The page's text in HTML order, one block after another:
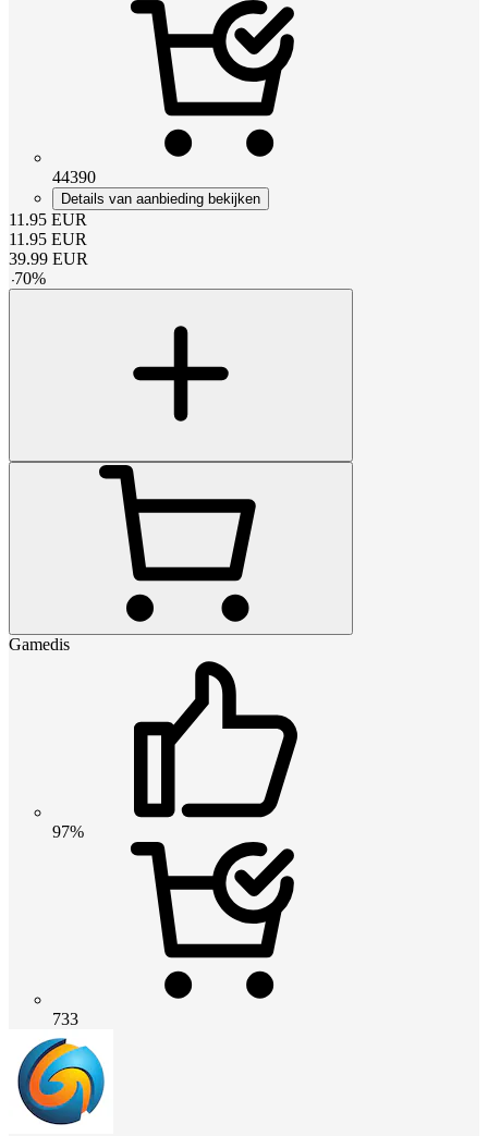
44390
Details van aanbieding bekijken
11.95 EUR
11.95 EUR
39.99 EUR
-70%
Gamedis
97%
733